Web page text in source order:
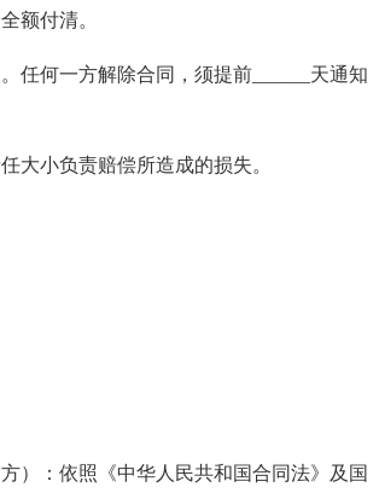
额付清。
任何一方解除合同，须提前______天通知
大小负责赔偿所造成的损失。
）：依照《中华人民共和国合同法》及国